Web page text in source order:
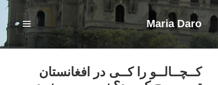
Maria Daro
فهرست
ابزارک‌ها
کــچــالــو را کــی در افغانستان